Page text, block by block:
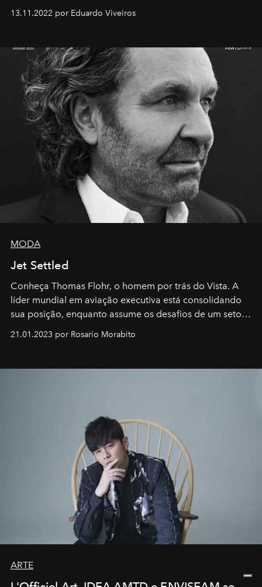
13.11.2022 por Eduardo Viveiros
MODA
Jet Settled
Conheça Thomas Flohr, o homem por trás do Vista. A
líder mundial em aviação executiva está consolidando
sua posição, enquanto assume os desafios de um setor
em rápida evolução e redefinindo o conceito de luxo
21.01.2023 por Rosario Morabito
ARTE